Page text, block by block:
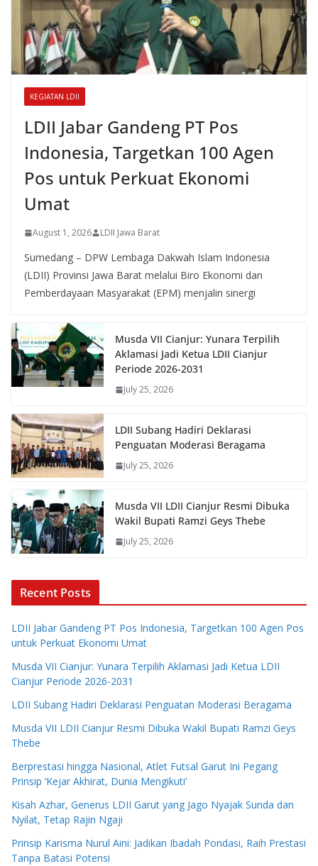
KEGIATAN LDII
LDII Jabar Gandeng PT Pos
Indonesia, Targetkan 100 Agen
Pos untuk Perkuat Ekonomi
Umat
August 1, 2026 LDII Jawa Barat
Sumedang – DPW Lembaga Dakwah Islam Indonesia
(LDII) Provinsi Jawa Barat melalui Biro Ekonomi dan
Pemberdayaan Masyarakat (EPM) menjalin sinergi
Musda VII Cianjur: Yunara Terpilih
Aklamasi Jadi Ketua LDII Cianjur
Periode 2026-2031
July 25, 2026
LDII Subang Hadiri Deklarasi
Penguatan Moderasi Beragama
July 25, 2026
Musda VII LDII Cianjur Resmi Dibuka
Wakil Bupati Ramzi Geys Thebe
July 25, 2026
Recent Posts
LDII Jabar Gandeng PT Pos Indonesia, Targetkan 100 Agen Pos
untuk Perkuat Ekonomi Umat
Musda VII Cianjur: Yunara Terpilih Aklamasi Jadi Ketua LDII
Cianjur Periode 2026-2031
LDII Subang Hadiri Deklarasi Penguatan Moderasi Beragama
Musda VII LDII Cianjur Resmi Dibuka Wakil Bupati Ramzi Geys
Thebe
Berprestasi hingga Nasional, Atlet Futsal Garut Ini Pegang
Prinsip ‘Kejar Akhirat, Dunia Mengikuti’
Kisah Azhar, Generus LDII Garut yang Jago Nyajak Sunda dan
Nyilat, Tetap Rajin Ngaji
Prinsip Karisma Nurul Aini: Jadikan Ibadah Pondasi, Raih Prestasi
Tanpa Batasi Potensi